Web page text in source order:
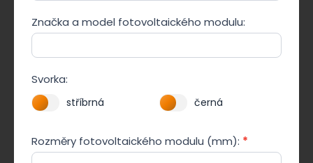
Značka a model fotovoltaického modulu:
Svorka:
stříbrná černá
Rozměry fotovoltaického modulu (mm): *